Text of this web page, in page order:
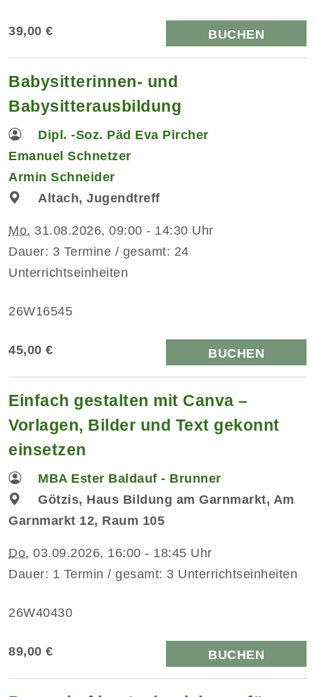
39,00 € BUCHEN
Babysitterinnen- und
Babysitterausbildung
Dipl. -Soz. Päd Eva Pircher
Emanuel Schnetzer
Armin Schneider
Altach, Jugendtreff
Mo. 31.08.2026, 09:00 - 14:30 Uhr
Dauer: 3 Termine / gesamt: 24
Unterrichtseinheiten
26W16545
45,00 € BUCHEN
Einfach gestalten mit Canva –
Vorlagen, Bilder und Text gekonnt
einsetzen
MBA Ester Baldauf - Brunner
Götzis, Haus Bildung am Garnmarkt, Am
Garnmarkt 12, Raum 105
Do. 03.09.2026, 16:00 - 18:45 Uhr
Dauer: 1 Termin / gesamt: 3 Unterrichtseinheiten
26W40430
89,00 € BUCHEN